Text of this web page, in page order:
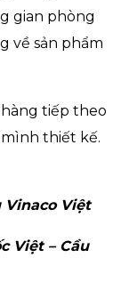
gian phòng
về sản phẩm
tiếp theo
thiết kế.
Vinaco Việt
Việt – Cầu